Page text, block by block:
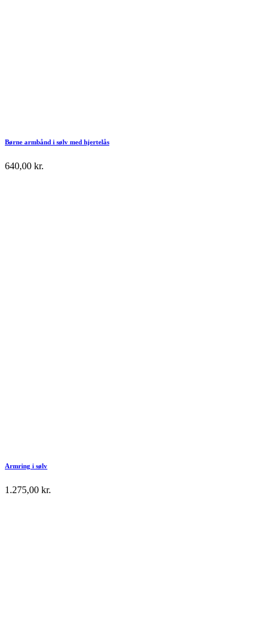
Børne armbånd i sølv med hjertelås
640,00 kr.
Armring i sølv
1.275,00 kr.